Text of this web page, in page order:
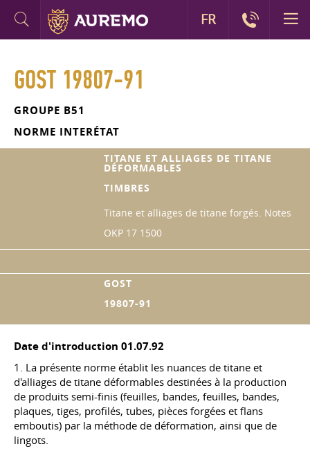
GOST 19807-91
GROUPE B51
NORME INTERÉTAT
TITANE ET ALLIAGES DE TITANE
DÉFORMABLES
TIMBRES
Titane et alliages de titane forgés. Notes
OKP 17 1500
GOST
19807-91
Date d'introduction 01.07.92
1. La présente norme établit les nuances de titane et
d'alliages de titane déformables destinées à la production
de produits semi-finis (feuilles, bandes, feuilles, bandes,
plaques, tiges, profilés, tubes, pièces forgées et flans
emboutis) par la méthode de déformation, ainsi que de
lingots.
FR